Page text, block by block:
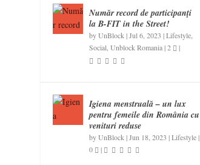
Număr record de participanţi
la B-FIT in the Street!
byUnBlock |Jul 6, 2023 |Lifestyle
Social ,Unblock Romania|2 |
Igiena menstruală – un lux
pentru femeile din România cu
venituri reduse
byUnBlock |Jun 18, 2023 |Lifestyle|
0
|